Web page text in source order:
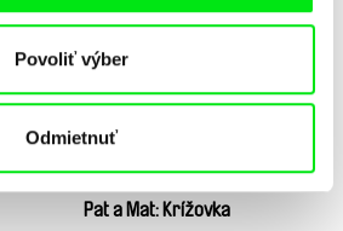
Povoliť výber
Odmietnuť
Pat a Mat: Krížovka